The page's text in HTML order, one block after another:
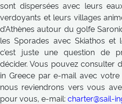
sont dispersées avec leurs
verdoyants et leurs villages
d’Athènes autour du golfe
les Sporades avec Skiathos et
c’est juste une question de
décider. Vous pouvez consulter
in Greece par e-mail avec
nous reviendrons vers vous
pour vous, e-mail: charter@sail-